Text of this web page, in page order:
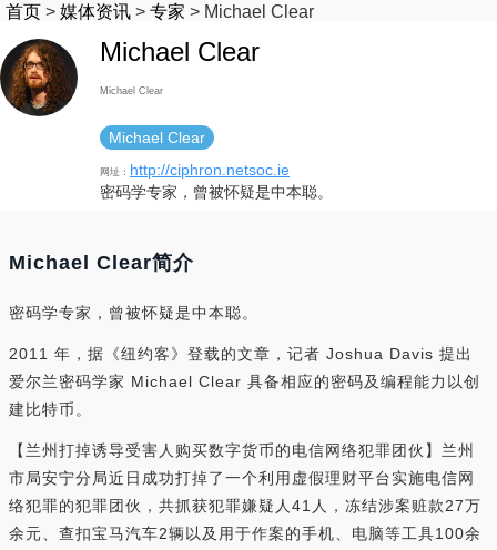
首页 > 媒体资讯 > 专家 > Michael Clear
Michael Clear
Michael Clear
Michael Clear
网址： http://ciphron.netsoc.ie
密码学专家，曾被怀疑是中本聪。
Michael Clear简介
密码学专家，曾被怀疑是中本聪。
2011 年，据《纽约客》登载的文章，记者 Joshua Davis 提出
爱尔兰密码学家 Michael Clear 具备相应的密码及编程能力以创
建比特币。
【兰州打掉诱导受害人购买数字货币的电信网络犯罪团伙】兰州
市局安宁分局近日成功打掉了一个利用虚假理财平台实施电信网
络犯罪的犯罪团伙，共抓获犯罪嫌疑人41人，冻结涉案赃款27万
余元、查扣宝马汽车2辆以及用于作案的手机、电脑等工具100余